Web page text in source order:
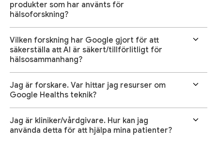
produkter som har använts för
hälsoforskning?
Vilken forskning har Google gjort för att
säkerställa att AI är säkert/tillförlitligt för
hälsosammanhang?
Jag är forskare. Var hittar jag resurser om
Google Healths teknik?
Jag är kliniker/vårdgivare. Hur kan jag
använda detta för att hjälpa mina patienter?